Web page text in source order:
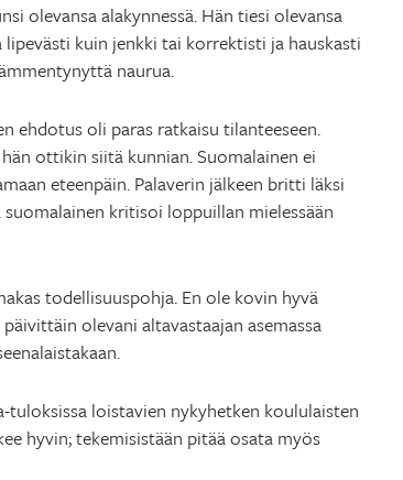
olevansa alakynnessä. Hän tiesi olevansa
kuin jenkki tai korrektisti ja hauskasti
naurua.
ehdotus oli paras ratkaisu tilanteeseen.
ottikin siitä kunnian. Suomalainen ei
eteenpäin. Palaverin jälkeen britti läksi
kritisoi loppuillan mielessään
todellisuuspohja. En ole kovin hyvä
olevani altavastaajan asemassa
loistavien nykyhetken koululaisten
hyvin; tekemisistään pitää osata myös